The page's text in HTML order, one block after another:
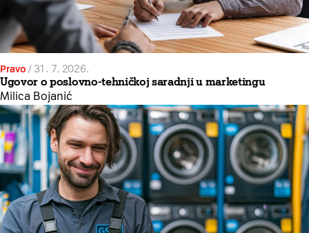
Pravo / 31. 7. 2026.
Ugovor o poslovno-tehničkoj saradnji u marketingu
Milica Bojanić